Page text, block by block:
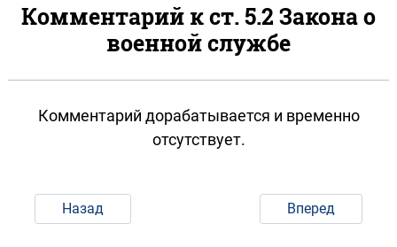
Комментарий к ст. 5.2 Закона о
военной службе
Комментарий дорабатывается и временно
отсутствует.
Назад Вперед